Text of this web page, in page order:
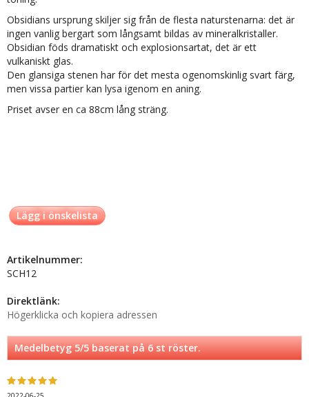
Obsidians ursprung skiljer sig från de flesta naturstenarna: det är
ingen vanlig bergart som långsamt bildas av mineralkristaller.
Obsidian föds dramatiskt och explosionsartat, det är ett
vulkaniskt glas.
Den glansiga stenen har för det mesta ogenomskinlig svart färg,
men vissa partier kan lysa igenom en aning.
Priset avser en ca 88cm lång sträng.
Lägg i önskelista
Artikelnummer:
SCH12
Direktlänk:
Högerklicka och kopiera adressen
Medelbetyg5/5 baserat på6st röster.